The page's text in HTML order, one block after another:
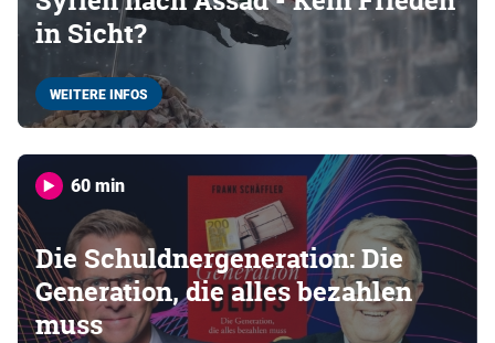
in Sicht?
WEITERE INFOS
60 min
Die Schuldnergeneration: Die
Generation, die alles bezahlen
muss